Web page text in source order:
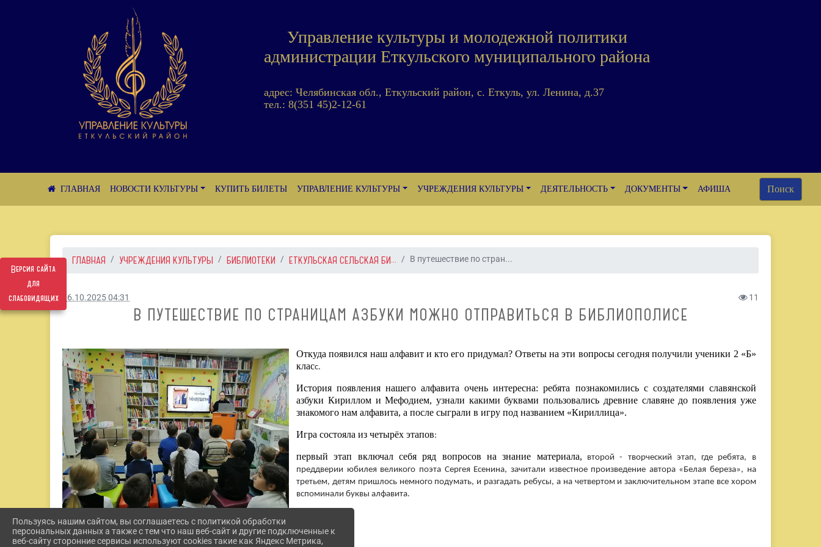
Версия сайта
для
слабовидящих
Управление культуры и молодежной политики
администрации Еткульского муниципального района
адрес: Челябинская обл., Еткульский район, с. Еткуль, ул. Ленина, д.37
тел.: 8(351 45)2-12-61
НОВОСТИ КУЛЬТУРЫ КУПИТЬ БИЛЕТЫ УПРАВЛЕНИЕ КУЛЬТУРЫ УЧРЕЖДЕНИЯ КУЛЬТУРЫ ДЕЯТЕЛЬНОСТЬ ДОКУМЕНТЫ АФИША Поиск
ГЛАВНАЯ УЧРЕЖДЕНИЯ КУЛЬТУРЫ БИБЛИОТЕКИ ЕТКУЛЬСКАЯ СЕЛЬСКАЯ БИ... В путешествие по стран...
06.10.2025 04:31 11
В ПУТЕШЕСТВИЕ ПО СТРАНИЦАМ АЗБУКИ МОЖНО ОТПРАВИТЬСЯ В БИБЛИОПОЛИСЕ
Откуда появился наш алфавит и кто его придумал? Ответы на эти вопросы сегодня получили ученики 2 «Б»
класс.
История появления нашего алфавита очень интересна: ребята познакомились с создателями славянской
азбуки Кириллом и Мефодием, узнали какими буквами пользовались древние славяне до появления уже
знакомого нам алфавита, а после сыграли в игру под названием «Кириллица».
Игра состояла из четырёх этапов:
первый этап включал себя ряд вопросов на знание материала, второй - творческий этап, где ребята, в
преддверии юбилея великого поэта Сергея Есенина, зачитали известное произведение автора «Белая береза», на
третьем, детям пришлось немного подумать, и разгадать ребусы, а на четвертом и заключительном этапе все хором
вспоминали буквы алфавита.
Пользуясь нашим сайтом, вы соглашаетесь с политикой обработки
персональных данных а также с тем что наш веб-сайт и другие подключенные к
веб-сайту сторонние сервисы используют cookies такие как Яндекс Метрика,